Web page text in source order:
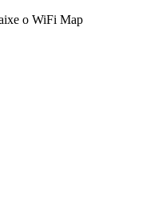
o WiFi Map